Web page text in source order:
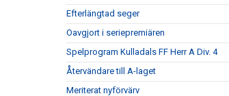
Efterlängtad seger
Oavgjort i seriepremiären
Spelprogram Kulladals FF Herr A Div. 4
Återvändare till A-laget
Meriterat nyförvärv